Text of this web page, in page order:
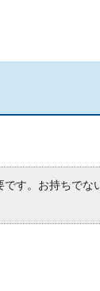
す。お持ちでな